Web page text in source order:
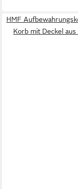
HMF
Korb mit Deckel